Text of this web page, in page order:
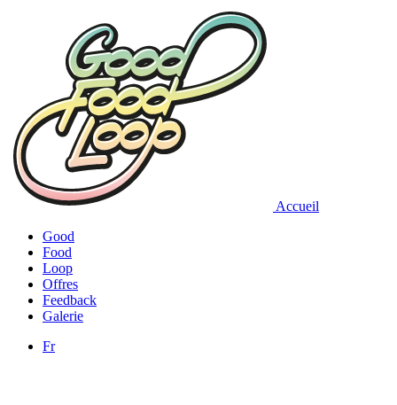
Accueil
Good
Food
Loop
Offres
Feedback
Galerie
Fr